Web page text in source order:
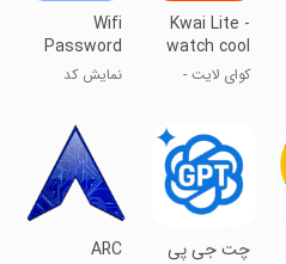
Kwai Lite -
watch cool
videos
کوای لایت -
Wifi
Password
Key Show
Connect
نمایش کد
شدن به آن
‏‏‏‏‏‏چت جی پی
ARC